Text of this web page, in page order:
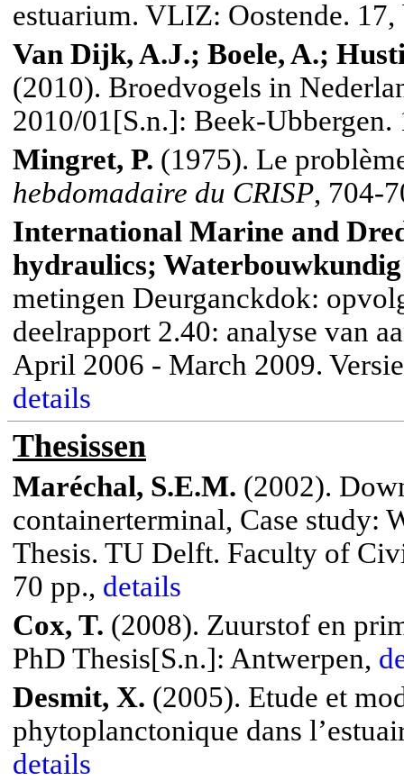
estuarium. VLIZ: Oostende.
Van Dijk, A.J.; Boele, A.;
(2010). Broedvogels in
2010/01[S.n.]: Beek-Ubbergen.
Mingret, P. (1975). Le
hebdomadaire du CRISP, 704-
International Marine and
hydraulics; Waterbouwkundig
metingen Deurganckdok:
deelrapport 2.40: analyse van
April 2006 - March 2009.
details
Thesissen
Maréchal, S.E.M. (2002).
containerterminal, Case study:
Thesis. TU Delft. Faculty of
70 pp., details
Cox, T. (2008). Zuurstof en
PhD Thesis[S.n.]: Antwerpen,
Desmit, X. (2005). Etude et
phytoplanctonique dans
details